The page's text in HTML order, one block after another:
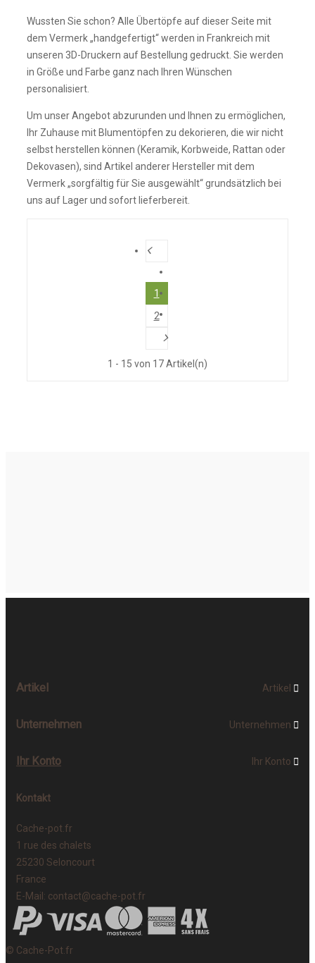
Wussten Sie schon? Alle Übertöpfe auf dieser Seite mit
dem Vermerk „handgefertigt“ werden in Frankreich mit
unseren 3D-Druckern auf Bestellung gedruckt. Sie werden
in Größe und Farbe ganz nach Ihren Wünschen
personalisiert.
Um unser Angebot abzurunden und Ihnen zu ermöglichen,
Ihr Zuhause mit Blumentöpfen zu dekorieren, die wir nicht
selbst herstellen können (Keramik, Korbweide, Rattan oder
Dekovasen), sind Artikel anderer Hersteller mit dem
Vermerk „sorgfältig für Sie ausgewählt“ grundsätzlich bei
uns auf Lager und sofort lieferbereit.
1
2
1 - 15 von 17 Artikel(n)
Artikel Artikel 
Unternehmen Unternehmen 
Ihr Konto Ihr Konto 
Kontakt
Cache-pot.fr
1 rue des chalets
25230 Seloncourt
France
E-Mail: contact@cache-pot.fr
© Cache-Pot.fr